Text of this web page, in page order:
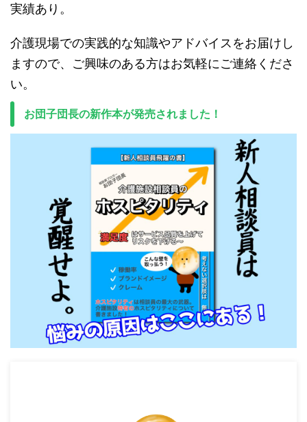
実績あり。
介護現場での実践的な知識やアドバイスをお届けし
ますので、ご興味のある方はお気軽にご連絡くださ
い。
お団子団長の新作本が発売されました！